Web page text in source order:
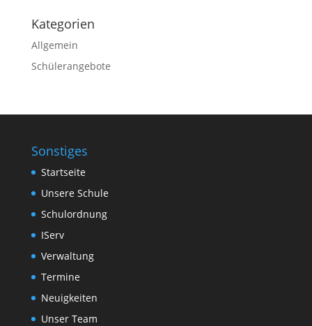
Kategorien
Allgemein
Schülerangebote
Sonstiges
Startseite
Unsere Schule
Schulordnung
IServ
Verwaltung
Termine
Neuigkeiten
Unser Team